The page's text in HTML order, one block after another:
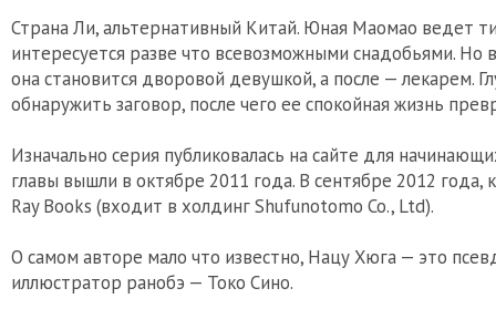
Страна Ли, альтернативный Китай. Юная Маомао ведет
интересуется разве что всевозможными снадобьями.
она становится дворовой девушкой, а после — лекарем.
обнаружить заговор, после чего ее спокойная жизнь
Изначально серия публиковалась на сайте для
главы вышли в октябре 2011 года. В сентябре 2012 года,
Ray Books (входит в холдинг Shufunotomo Co., Ltd).
О самом авторе мало что известно, Нацу Хюга — это
иллюстратор ранобэ — Токо Сино.